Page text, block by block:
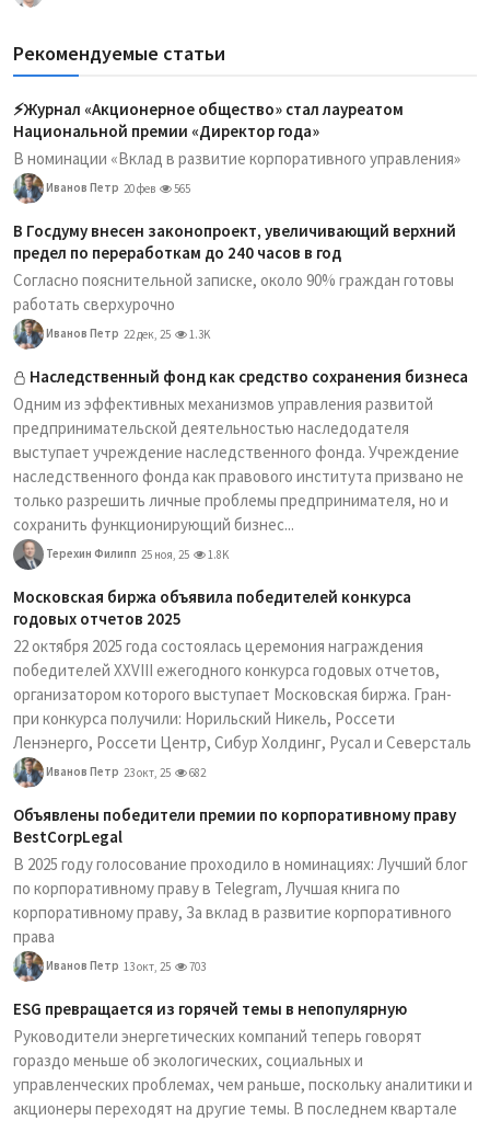
Рекомендуемые статьи
⚡️Журнал «Акционерное общество» стал лауреатом
Национальной премии «Директор года»
В номинации «Вклад в развитие корпоративного управления»
Иванов Петр 20 фев 565
В Госдуму внесен законопроект, увеличивающий верхний
предел по переработкам до 240 часов в год
Согласно пояснительной записке, около 90% граждан готовы
работать сверхурочно
Иванов Петр 22 дек, 25 1.3K
Наследственный фонд как средство сохранения бизнеса
Одним из эффективных механизмов управления развитой
предпринимательской деятельностью наследодателя
выступает учреждение наследственного фонда. Учреждение
наследственного фонда как правового института призвано не
только разрешить личные проблемы предпринимателя, но и
сохранить функционирующий бизнес...
Терехин Филипп 25 ноя, 25 1.8K
Московская биржа объявила победителей конкурса
годовых отчетов 2025
22 октября 2025 года состоялась церемония награждения
победителей XXVIII ежегодного конкурса годовых отчетов,
организатором которого выступает Московская биржа. Гран-
при конкурса получили: Норильский Никель, Россети
Ленэнерго, Россети Центр, Сибур Холдинг, Русал и Северсталь
Иванов Петр 23 окт, 25 682
Объявлены победители премии по корпоративному праву
BestCorpLegal
В 2025 году голосование проходило в номинациях: Лучший блог
по корпоративному праву в Telegram, Лучшая книга по
корпоративному праву, За вклад в развитие корпоративного
права
Иванов Петр 13 окт, 25 703
ESG превращается из горячей темы в непопулярную
Руководители энергетических компаний теперь говорят
гораздо меньше об экологических, социальных и
управленческих проблемах, чем раньше, поскольку аналитики и
акционеры переходят на другие темы. В последнем квартале